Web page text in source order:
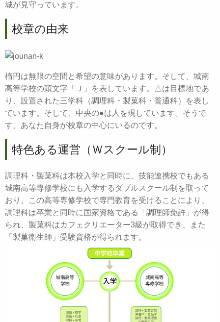
城が見守っています。
校章の由来
楕円は無限の空間と希望の意味があります。そして、城南
高等学校の頭文字「Ｊ」を表しています。△は目標地であ
り、設置された三学科（調理科・製菓科・普通科）を表し
ています。そして、中央の●は人を現しています。そうで
す、あなた自身が校章の中心にいるのです。
特色ある運営（Ｗスクール制）
調理科・製菓科は本校入学と同時に、技能連携校でもある
城南高等専修学校にも入学するダブルスクール制を取って
おり、この高等専修学校で専門教育を受けることにより、
調理科は卒業と同時に国家資格である「調理師免許」が得
られ、製菓科はカフェクリエーター3級が取得でき、また
「製菓衛生師」受験資格が得られます。